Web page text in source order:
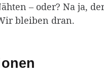
– oder? Na ja,
bleiben dran.